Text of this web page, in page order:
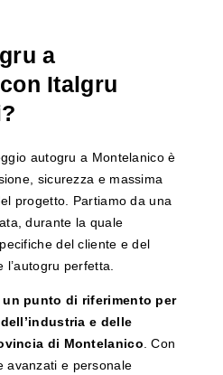
a
Italgru
autogru a Montelanico è
sicurezza e massima
progetto. Partiamo da una
durante la quale
del cliente e del
perfetta.
punto di riferimento per
e delle
di Montelanico . Con
avanzati e personale